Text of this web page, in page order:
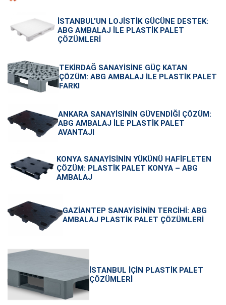
İSTANBUL’UN LOJISTIK GÜCÜNE DESTEK:
ABG AMBALAJ ILE PLASTIK PALET
ÇÖZÜMLERI
TEKIRDAĞ SANAYISINE GÜÇ KATAN
ÇÖZÜM: ABG AMBALAJ ILE PLASTIK PALET
FARKI
ANKARA SANAYISININ GÜVENDIĞI ÇÖZÜM:
ABG AMBALAJ ILE PLASTIK PALET
AVANTAJI
KONYA SANAYISININ YÜKÜNÜ HAFIFLETEN
ÇÖZÜM: PLASTIK PALET KONYA – ABG
AMBALAJ
GAZIANTEP SANAYISININ TERCIHI: ABG
AMBALAJ PLASTIK PALET ÇÖZÜMLERI
İSTANBUL İÇIN PLASTIK PALET
ÇÖZÜMLERI